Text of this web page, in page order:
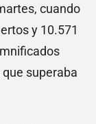
cuando
y 10.571
superaba